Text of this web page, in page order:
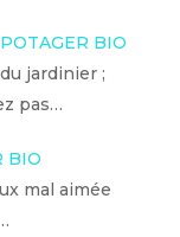
BIO
jardinier ;
pas…
BIO
mal aimée